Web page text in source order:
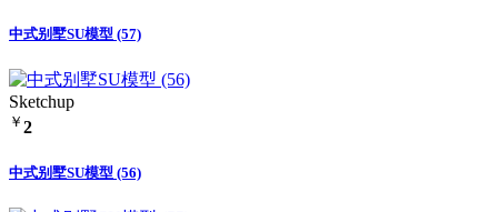
中式别墅SU模型 (57)
Sketchup
￥ 2
中式别墅SU模型 (56)